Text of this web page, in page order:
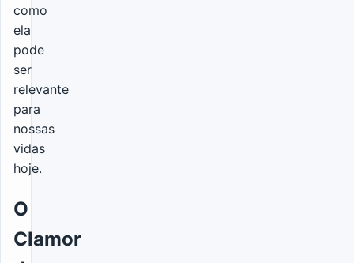
como
ela
pode
ser
relevante
para
nossas
vidas
hoje.
O
Clamor